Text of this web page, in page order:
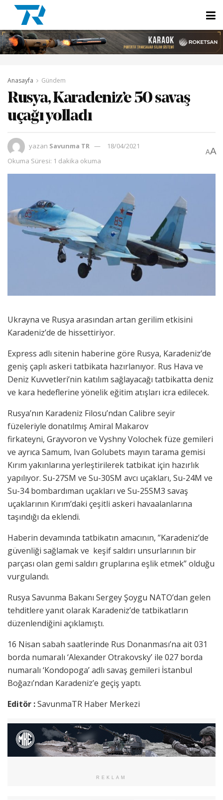
Anasayfa Gündem
Rusya, Karadeniz’e 50 savaş
uçağı yolladı
yazan Savunma TR
18/04/2021
Okuma Süresi: 1 dakika okuma
AA
Ukrayna ve Rusya arasından artan gerilim etkisini
Karadeniz’de de hissettiriyor.
Express adlı sitenin haberine göre Rusya, Karadeniz’de
geniş çaplı askeri tatbikata hazırlanıyor. Rus Hava ve
Deniz Kuvvetleri’nin katılım sağlayacağı tatbikatta deniz
ve kara hedeflerine yönelik eğitim atışları icra edilecek.
Rusya’nın Karadeniz Filosu’ndan Calibre seyir
füzeleriyle donatılmış Amiral Makarov
firkateyni, Grayvoron ve Vyshny Volochek füze gemileri
ve ayrıca Samum, Ivan Golubets mayın tarama gemisi
Kırım yakınlarına yerleştirilerek tatbikat için hazırlık
yapılıyor. Su-27SM ve Su-30SM avcı uçakları, Su-24M ve
Su-34 bombardıman uçakları ve Su-25SM3 savaş
uçaklarının Kırım’daki çeşitli askeri havaalanlarına
taşındığı da eklendi.
Haberin devamında tatbikatın amacının, ”Karadeniz’de
güvenliği sağlamak ve keşif saldırı unsurlarının bir
parçası olan gemi saldırı gruplarına eşlik etmek” olduğu
vurgulandı.
Rusya Savunma Bakanı Sergey Şoygu NATO’dan gelen
tehditlere yanıt olarak Karadeniz’de tatbikatların
düzenlendiğini açıklamıştı.
16 Nisan sabah saatlerinde Rus Donanması’na ait 031
borda numaralı ‘Alexander Otrakovsky’ ile 027 borda
numaralı ‘Kondopoga’ adlı savaş gemileri İstanbul
Boğazı’ndan Karadeniz’e geçiş yaptı.
Editör :SavunmaTR Haber Merkezi
REKLAM